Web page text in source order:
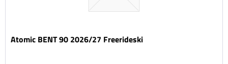
Atomic BENT 90 2026/27 Freerideski